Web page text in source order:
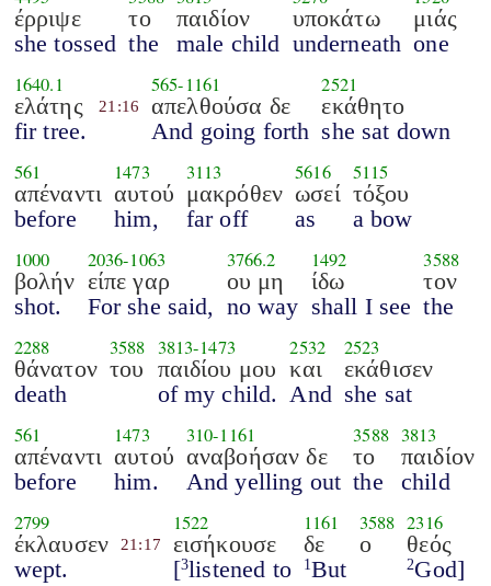
έρριψε
she tossed
το
the
παιδίον
male child
υποκάτω
underneath
μιάς
one
1640.1
ελάτης
fir tree.
21:16
565-1161
απελθούσα δε
And going forth
2521
εκάθητο
she sat down
561
απέναντι
before
1473
αυτού
him,
3113
μακρόθεν
far off
5616
ωσεί
as
5115
τόξου
a bow
1000
βολήν
shot.
2036-1063
είπε γαρ
For she said,
3766.2
ου μη
no way
1492
ίδω
shall I see
3588
τον
the
2288
θάνατον
death
3588
του
3813-1473
παιδίου μου
of my child.
2532
και
And
2523
εκάθισεν
she sat
561
απέναντι
before
1473
αυτού
him.
310-1161
αναβοήσαν δε
And yelling out
3588
το
the
3813
παιδίον
child
2799
έκλαυσεν
wept.
21:17
1522
εισήκουσε
[3listened to
1161
δε
1But
3588
ο
2316
θεός
2God]